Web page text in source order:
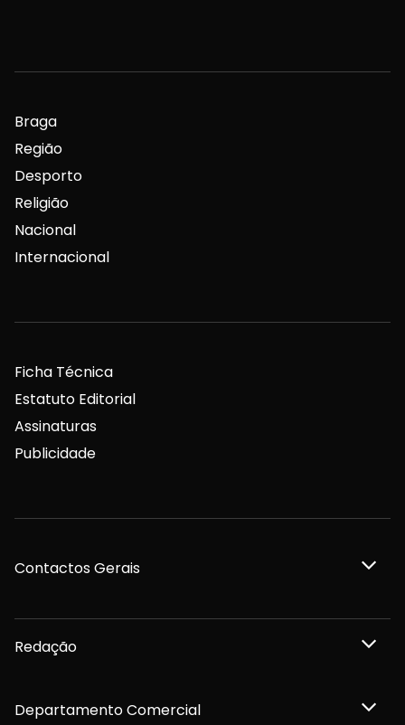
Braga
Região
Desporto
Religião
Nacional
Internacional
Ficha Técnica
Estatuto Editorial
Assinaturas
Publicidade
Contactos Gerais
Redação
Departamento Comercial